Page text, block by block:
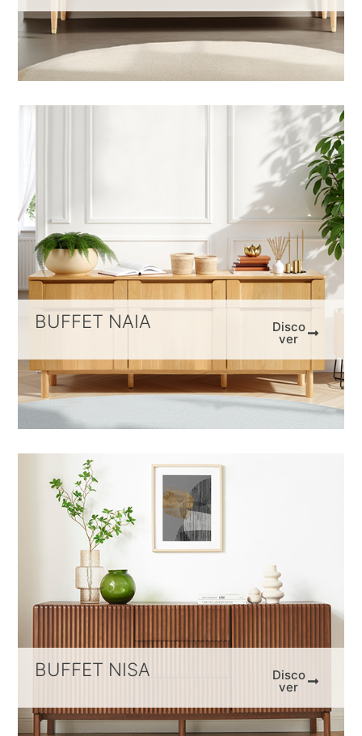
BUFFET NAIA Disco
ver
BUFFET NISA Disco
ver